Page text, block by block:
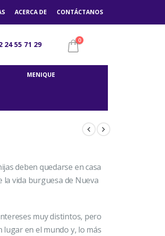
ACERCA DE CONTÁCTANOS
24 55 71 29 0
MENIQUE
deben quedarse en casa
la vida burguesa de Nueva
muy distintos, pero
lugar en el mundo y, lo más